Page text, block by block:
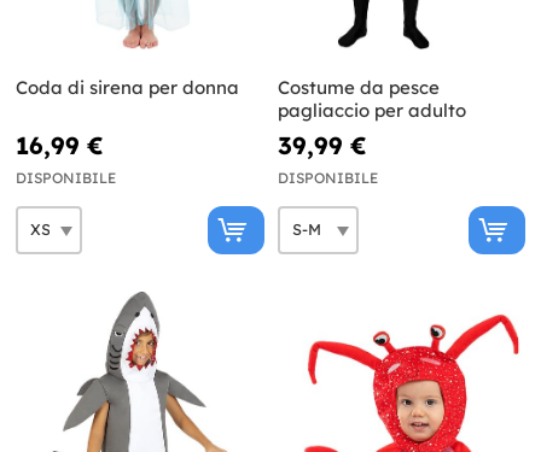
Coda di sirena per donna
16,99 €
DISPONIBILE
Costume da pesce
pagliaccio per adulto
39,99 €
DISPONIBILE